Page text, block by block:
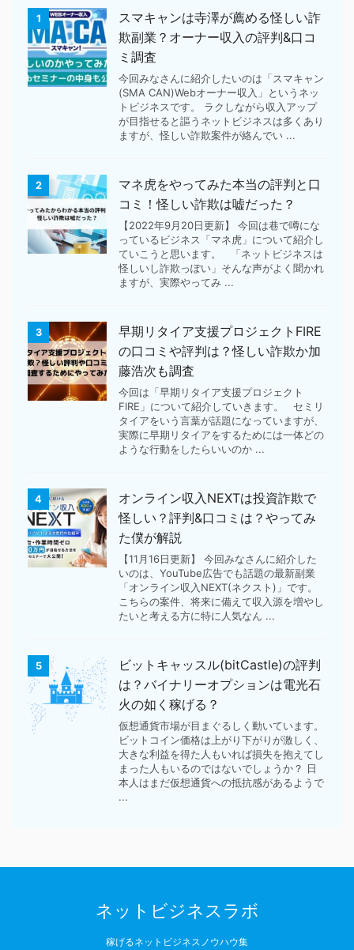
1
スマキャンは寺澤が薦める怪しい詐
欺副業？オーナー収入の評判&口コ
ミ調査
今回みなさんに紹介したいのは「スマキャン
(SMA CAN)Webオーナー収入」というネッ
トビジネスです。 ラクしながら収入アップ
が目指せると謳うネットビジネスは多くあり
ますが、怪しい詐欺案件が絡んでい ...
2
マネ虎をやってみた本当の評判と口
コミ！怪しい詐欺は嘘だった？
【2022年9月20日更新】 今回は巷で噂にな
っているビジネス「マネ虎」について紹介し
ていこうと思います。 「ネットビジネスは
怪しいし詐欺っぽい」そんな声がよく聞かれ
ますが、実際やってみ ...
3
早期リタイア支援プロジェクトFIRE
の口コミや評判は？怪しい詐欺か加
藤浩次も調査
今回は「早期リタイア支援プロジェクト
FIRE」について紹介していきます。 セミリ
タイアをいう言葉が話題になっていますが、
実際に早期リタイアをするためには一体どの
ような行動をしたらいいのか ...
4
オンライン収入NEXTは投資詐欺で
怪しい？評判&口コミは？やってみ
た僕が解説
【11月16日更新】 今回みなさんに紹介した
いのは、YouTube広告でも話題の最新副業
「オンライン収入NEXT(ネクスト)」です。
こちらの案件、将来に備えて収入源を増やし
たいと考える方に特に人気なん ...
5
ビットキャッスル(bitCastle)の評判
は？バイナリーオプションは電光石
火の如く稼げる？
仮想通貨市場が目まぐるしく動いています。
ビットコイン価格は上がり下がりが激しく、
大きな利益を得た人もいれば損失を抱えてし
まった人もいるのではないでしょうか？ 日
本人はまだ仮想通貨への抵抗感があるようで
...
ネットビジネスラボ
稼げるネットビジネスノウハウ集